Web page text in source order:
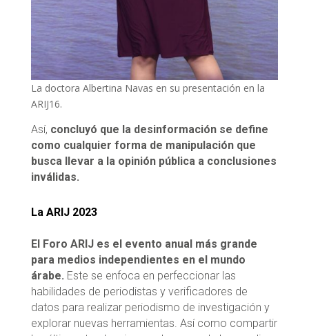
La doctora Albertina Navas en su presentación en la
ARIJ16.
Así, concluyó que la desinformación se define
como cualquier forma de manipulación que
busca llevar a la opinión pública a conclusiones
inválidas.
La ARIJ 2023
El Foro ARIJ es el evento anual más grande
para medios independientes en el mundo
árabe. Este se enfoca en perfeccionar las
habilidades de periodistas y verificadores de
datos para realizar periodismo de investigación y
explorar nuevas herramientas. Así como compartir